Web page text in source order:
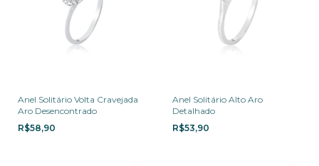
Anel Solitário Volta Cravejada
Aro Desencontrado
R$58,90
Anel Solitário Alto Aro
Detalhado
R$53,90